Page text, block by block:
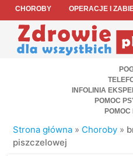
CHOROBY OPERACJE I
INFOLINIA
POMOC
Strona główna » Choroby »
piszczelowej